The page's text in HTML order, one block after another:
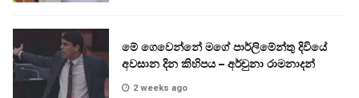
මේ ගෙවෙන්නේ මගේ පාර්ලිමේන්තු දිවියේ
අවසාන දින කිහිපය – අර්චුනා රාමනාදන්
2 weeks ago